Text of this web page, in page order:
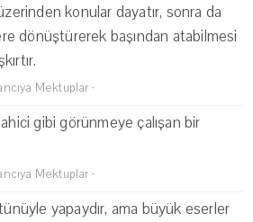
konular dayatır, sonra da
dönüştürerek başından atabilmesi
Mektuplar ·
gibi görünmeye çalışan bir
Mektuplar ·
yapaydır, ama büyük eserler